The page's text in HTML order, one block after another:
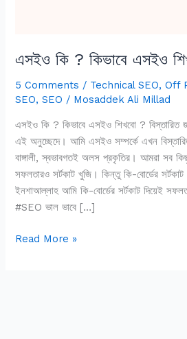
এসইও কি ? কিভাবে এসইও
5 Comments / Technical SEO,Off
SEO,SEO / Mosaddek Ali Millad
এসইও কি ? কিভাবে এসইও শিখবো ? বিস্তারিত
এই অনুচ্ছেদে। আমি এসইও সম্পর্কে এখন
বাঙ্গালী, স্বভাবগতই অলস প্রকৃতির। আমরা সব
সফলতারও সর্টকাট খুজি। কিন্তু কি-বোর্ডের
ইনশাআল্লাহ আমি কি-বোর্ডের সর্টকাট দিয়েই
#SEO ভাল ভাবে […]
Read More »